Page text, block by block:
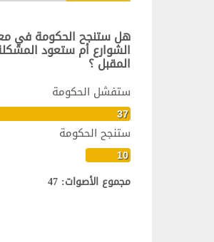
هل ستنجح الحكومة في
الشوارع أم ستعود
المقبل ؟
ستفشل الحكومة
37
ستنجح الحكومة
10
مجموع الأصوات: 47